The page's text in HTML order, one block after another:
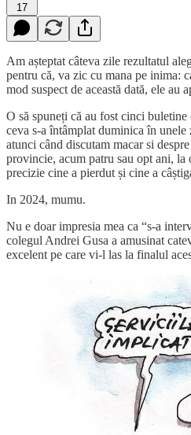
17
Am așteptat câteva zile rezultatul
pentru că, va zic cu mana pe inima:
mod suspect de această dată, ele au
O să spuneți că au fost cinci
ceva s-a întâmplat duminica în
atunci când discutam macar si
provincie, acum patru sau opt ani, la
precizie cine a pierdut și cine a
In 2024, mumu.
Nu e doar impresia mea ca “s-a
colegul Andrei Gusa a amusinat
excelent pe care vi-l las la finalul